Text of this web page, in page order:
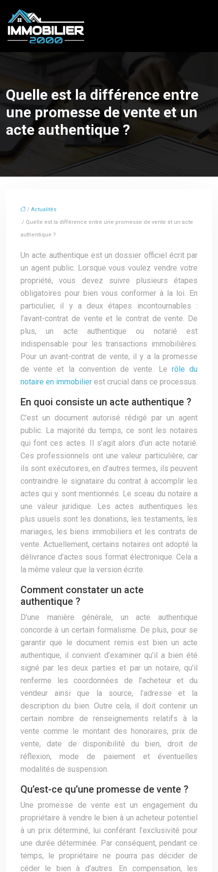
Quelle est la différence entre
une promesse de vente et un
acte authentique ?
/ Actualités
/ Quelle est la différence entre une promesse de vente et un acte
authentique ?
Un acte authentique est un dossier officiel écrit par
un agent public. Lorsque vous voulez vendre votre
propriété, vous devez suivre plusieurs étapes
obligatoires pour bien vous conformer à la loi. En
particulier, il y a deux étapes incontournables :
l’avant-contrat de vente et le contrat de vente. De
plus, un acte authentique ou notarié est
indispensable pour les transactions immobilières.
Pour un avant-contrat de vente, il y a la promesse
de vente et la convention de vente. Le rôle du
notaire en immobilier est crucial dans ce processus.
En quoi consiste un acte authentique ?
C’est un document autorisé rédigé par un agent
public. La majorité du temps, ce sont les notaires
qui font ces actes. Il s’agit alors d’un acte notarié.
Ces professionnels ont une valeur particulière, car
ils sont exécutoires, en d’autres termes, ils peuvent
contraindre le signataire du contrat à accomplir les
actes qui y sont mentionnés. Le sceau du notaire a
une valeur juridique. Les actes authentiques les
plus usuels sont les donations, les testaments, les
mariages, les biens immobiliers et les contrats de
vente. Actuellement, certains notaires ont adopté la
délivrance d’actes sous format électronique. Cela a
la même valeur que la version écrite.
Comment constater un acte
authentique ?
D’une manière générale, un acte authentique
concorde à un certain formalisme. De plus, pour se
garantir que le document remis est bien un acte
authentique, il convient d’examiner qu’il a bien été
signé par les deux parties et par un notaire, qu’il
renferme les coordonnées de l’acheteur et du
vendeur ainsi que la source, l’adresse et la
description du bien. Outre cela, il doit contenir un
certain nombre de renseignements relatifs à la
vente comme le montant des honoraires, prix de
vente, date de disponibilité du bien, droit de
réflexion, mode de paiement et éventuelles
modalités de suspension.
Qu’est-ce qu’une promesse de vente ?
Une promesse de vente est un engagement du
propriétaire à vendre le bien à un acheteur potentiel
à un prix déterminé, lui conférant l’exclusivité pour
une durée déterminée. Par conséquent, pendant ce
temps, le propriétaire ne pourra pas décider de
céder le bien à d’autres. En compensation, les